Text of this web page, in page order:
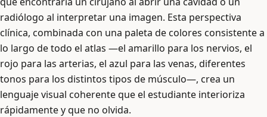
radiólogo al interpretar una imagen. Esta perspectiva
clínica, combinada con una paleta de colores consistente a
lo largo de todo el atlas —el amarillo para los nervios, el
rojo para las arterias, el azul para las venas, diferentes
tonos para los distintos tipos de músculo—, crea un
lenguaje visual coherente que el estudiante interioriza
rápidamente y que no olvida.